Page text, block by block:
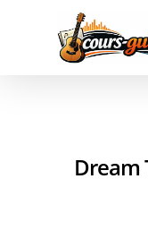
Hit enter to
Dream